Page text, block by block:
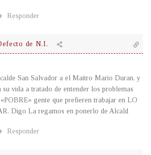
Responder
de N.I.
San Salvador a el Maitro Mario Duran, y
su vida a tratado de entender los problemas
gente que prefieren trabajar en LO
Digo La regamos en ponerlo de Alcald
Responder